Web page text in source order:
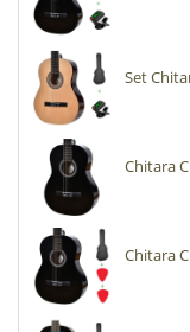
Chitara